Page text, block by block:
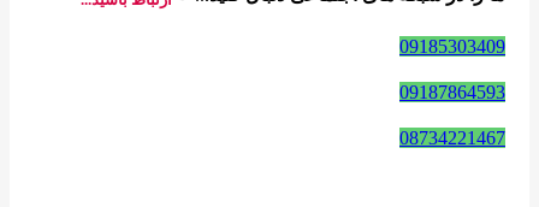
09185303409
09187864593
08734221467